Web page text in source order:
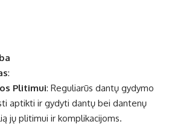
:
Plitimui: Reguliarūs dantų gydymo
aptikti ir gydyti dantų bei dantenų
jų plitimui ir komplikacijoms.